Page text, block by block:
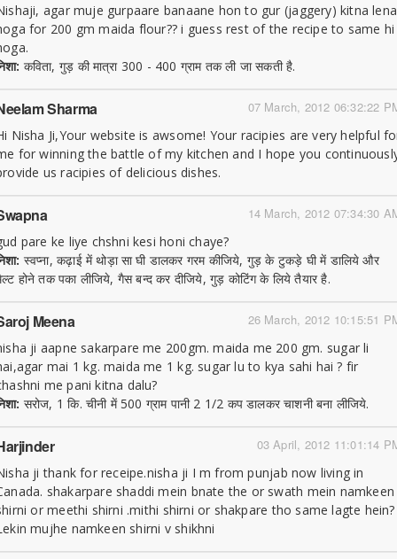
agar muje gurpaare banaane hon to gur (jaggery) kitna lena
for 200 gm maida flour?? i guess rest of the recipe to same hi
कविता, गुड़ की मात्रा 300 - 400 ग्राम तक ली जा सकती है.
07 March, 2012 06:32:22
Sharma
Nisha Ji,Your website is awsome! Your racipies are very helpful
for winning the battle of my kitchen and I hope you
us racipies of delicious dishes.
14 March, 2012 07:34:30
pare ke liye chshni kesi honi chaye?
स्वप्ना, कढ़ाई में थोड़ा सा घी डालकर गरम कीजिये, गुड़ के टुकड़े घी में डालिये और
होने तक पका लीजिये, गैस बन्द कर दीजिये, गुड़ कोटिंग के लिये तैयार है.
26 March, 2012 10:15:51
Meena
ji aapne sakarpare me 200gm. maida me 200 gm. sugar li
mai 1 kg. maida me 1 kg. sugar lu to kya sahi hai ? fir
me pani kitna dalu?
सरोज, 1 कि. चीनी में 500 ग्राम पानी 2 1/2 कप डालकर चाशनी बना लीजिये.
03 April, 2012 11:01:14
ji thank for receipe.nisha ji I m from punjab now living in
shakarpare shaddi mein bnate the or swath mein namkeen
or meethi shirni .mithi shirni or shakpare tho same lagte hein?
mujhe namkeen shirni v shikhni